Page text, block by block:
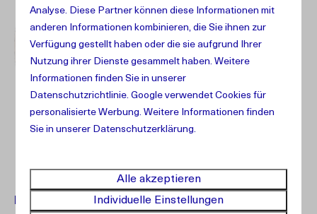
Kontaktieren Sie unseren Kundenservice.
Analyse. Diese Partner können diese Informationen mit
anderen Informationen kombinieren, die Sie ihnen zur
Verfügung gestellt haben oder die sie aufgrund Ihrer
Nutzung ihrer Dienste gesammelt haben. Weitere
Informationen finden Sie in unserer
Datenschutzrichtlinie.Google verwendet Cookies für
personalisierte Werbung. Weitere Informationen finden
Sie in unserer Datenschutzerklärung.
Alle akzeptieren
Individuelle Einstellungen